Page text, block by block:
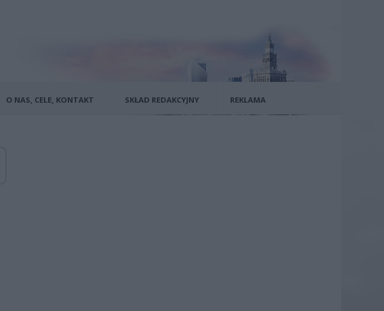
O NAS, CELE, KONTAKT SKŁAD REDAKCYJNY REKLAMA